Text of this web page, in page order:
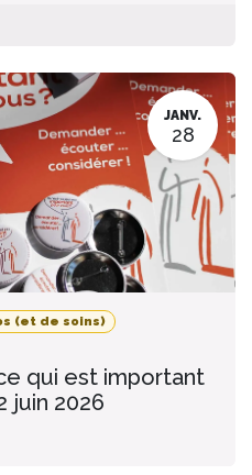
JANV.
28
(et de soins)
qui est important
juin 2026